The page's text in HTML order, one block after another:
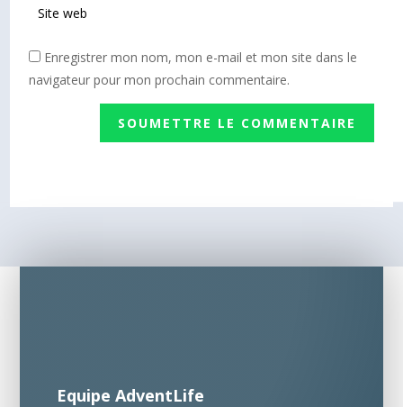
Enregistrer mon nom, mon e-mail et mon site dans le
navigateur pour mon prochain commentaire.
SOUMETTRE LE COMMENTAIRE
Equipe AdventLife